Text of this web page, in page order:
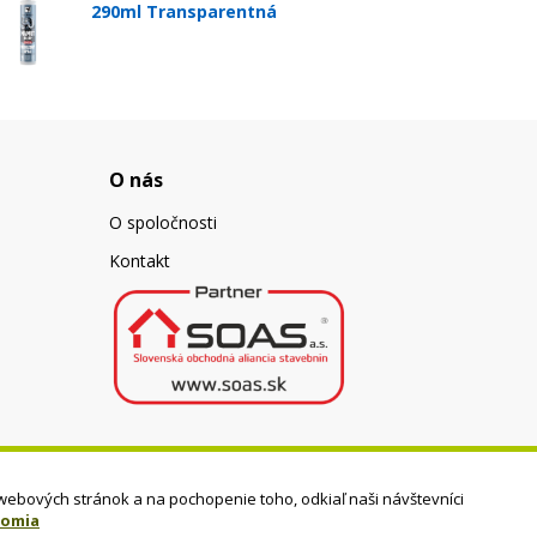
290ml Transparentná
O nás
O spoločnosti
Kontakt
stránok a na pochopenie toho, odkiaľ naši návštevníci